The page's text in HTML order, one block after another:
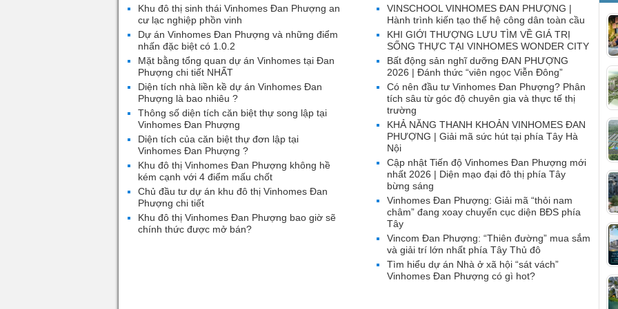
VINSCHOOL VINHOMES ĐAN PHƯỢNG |
Hành trình kiến tạo thế hệ công dân toàn cầu
KHI GIỚI THƯỢNG LƯU TÌM VỀ GIÁ TRỊ
SỐNG THỰC TẠI VINHOMES WONDER CITY
Bất động sản nghĩ dưỡng ĐAN PHƯỢNG
2026 | Đánh thức “viên ngọc Viễn Đông”
Có nên đầu tư Vinhomes Đan Phượng? Phân
tích sâu từ góc độ chuyên gia và thực tế thị
trường
KHẢ NĂNG THANH KHOẢN VINHOMES ĐAN
PHƯỢNG | Giải mã sức hút tại phía Tây Hà
Nội
Cập nhật Tiến độ Vinhomes Đan Phượng mới
nhất 2026 | Diện mạo đại đô thị phía Tây
bừng sáng
Vinhomes Đan Phượng: Giải mã “thỏi nam
châm” đang xoay chuyển cục diện BĐS phía
Tây
Vincom Đan Phượng: “Thiên đường” mua sắm
và giải trí lớn nhất phía Tây Thủ đô
Tìm hiểu dự án Nhà ở xã hội “sát vách”
Vinhomes Đan Phượng có gì hot?
Khu đô thị sinh thái Vinhomes Đan Phượng an
cư lạc nghiệp phồn vinh
Dự án Vinhomes Đan Phượng và những điểm
nhấn đặc biệt có 1.0.2
Mặt bằng tổng quan dự án Vinhomes tại Đan
Phượng chi tiết NHẤT
Diện tích nhà liền kề dự án Vinhomes Đan
Phượng là bao nhiêu ?
Thông số diện tích căn biệt thự song lập tại
Vinhomes Đan Phượng
Diện tích của căn biệt thự đơn lập tại
Vinhomes Đan Phượng ?
Khu đô thị Vinhomes Đan Phượng không hề
kém cạnh với 4 điểm mấu chốt
Chủ đầu tư dự án khu đô thị Vinhomes Đan
Phượng chi tiết
Khu đô thị Vinhomes Đan Phượng bao giờ sẽ
chính thức được mở bán?